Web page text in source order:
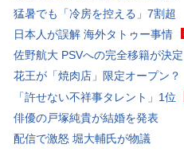
猛暑でも「冷房を控える」7割超
日本人が誤解 海外タトゥー事情
佐野航大 PSVへの完全移籍が決定
花王が「焼肉店」限定オープン？
「許せない不祥事タレント」1位
俳優の戸塚純貴が結婚を発表
配信で激怒 堀大輔氏が物議